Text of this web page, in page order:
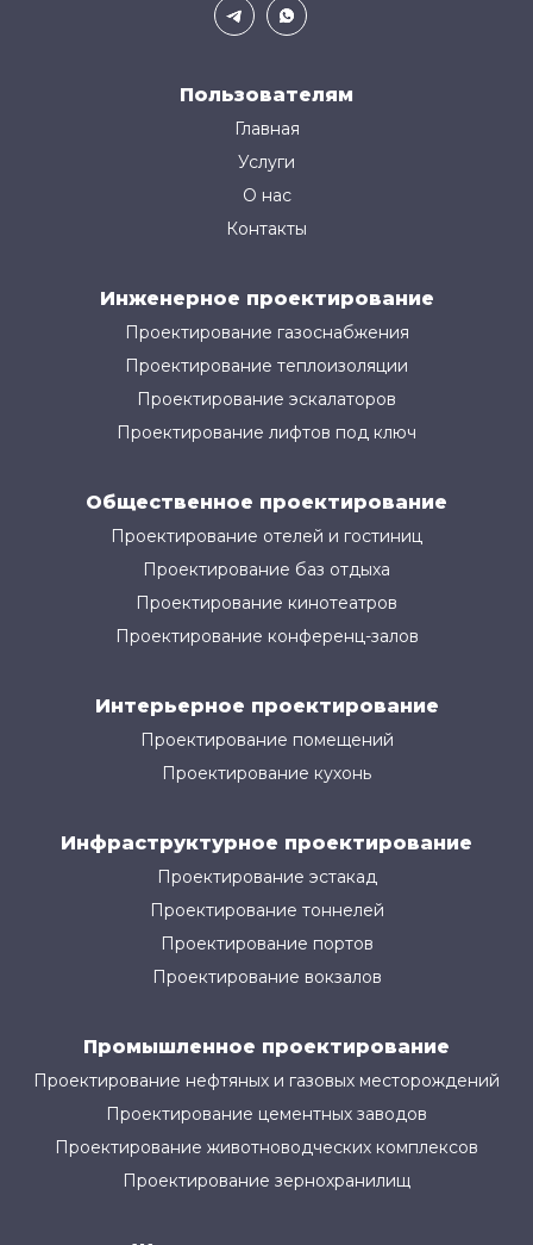
Пользователям
Главная
Услуги
О нас
Контакты
Инженерное проектирование
Проектирование газоснабжения
Проектирование теплоизоляции
Проектирование эскалаторов
Проектирование лифтов под ключ
Общественное проектирование
Проектирование отелей и гостиниц
Проектирование баз отдыха
Проектирование кинотеатров
Проектирование конференц-залов
Интерьерное проектирование
Проектирование помещений
Проектирование кухонь
Инфраструктурное проектирование
Проектирование эстакад
Проектирование тоннелей
Проектирование портов
Проектирование вокзалов
Промышленное проектирование
Проектирование нефтяных и газовых месторождений
Проектирование цементных заводов
Проектирование животноводческих комплексов
Проектирование зернохранилищ